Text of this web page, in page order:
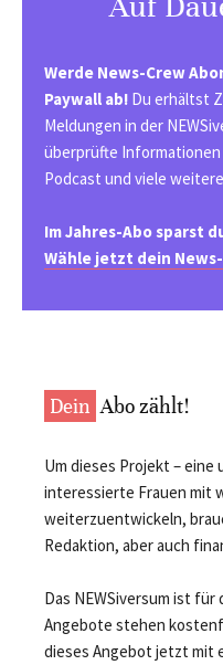
Werde News-Crew
Paywall ab! Du erhältst
Meldungen in der
überprüfte Informationen
Podcast und viele
Im Jahres-Abo sparst
Wähle jetzt dein
Dein Abo zählt!
Um dieses Projekt –
interessierte Frauen mit
weiterzuentwickeln,
Redaktion, aber auch
Das NEWSiversum ist
Angebote stehen
dieses Angebot jetzt mit